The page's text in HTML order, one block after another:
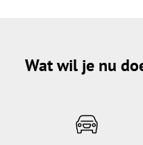
Wat wil je nu